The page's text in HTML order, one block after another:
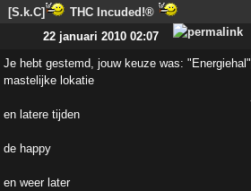
[S.k.C]
THC Incuded!®
22 januari 2010 02:07
Je hebt gestemd, jouw keuze was: "Energiehal"
mastelijke lokatie
en latere tijden
de happy
en weer later